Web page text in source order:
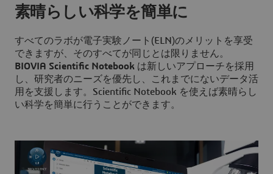
素晴らしい科学を簡単に
すべてのラボが電子実験ノート(ELN)のメリットを享受
できますが、そのすべてが同じとは限りません。
BIOVIA Scientific Notebook は新しいアプローチを採用
し、研究者のニーズを優先し、これまでにないデータ活
用を支援します。Scientific Notebook を使えば素晴らし
い科学を簡単に行うことができます。